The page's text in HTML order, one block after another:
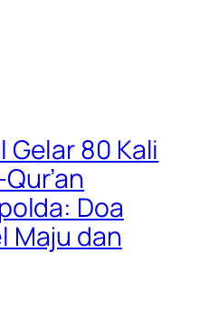
Gelar 80 Kali
Doa
Maju dan